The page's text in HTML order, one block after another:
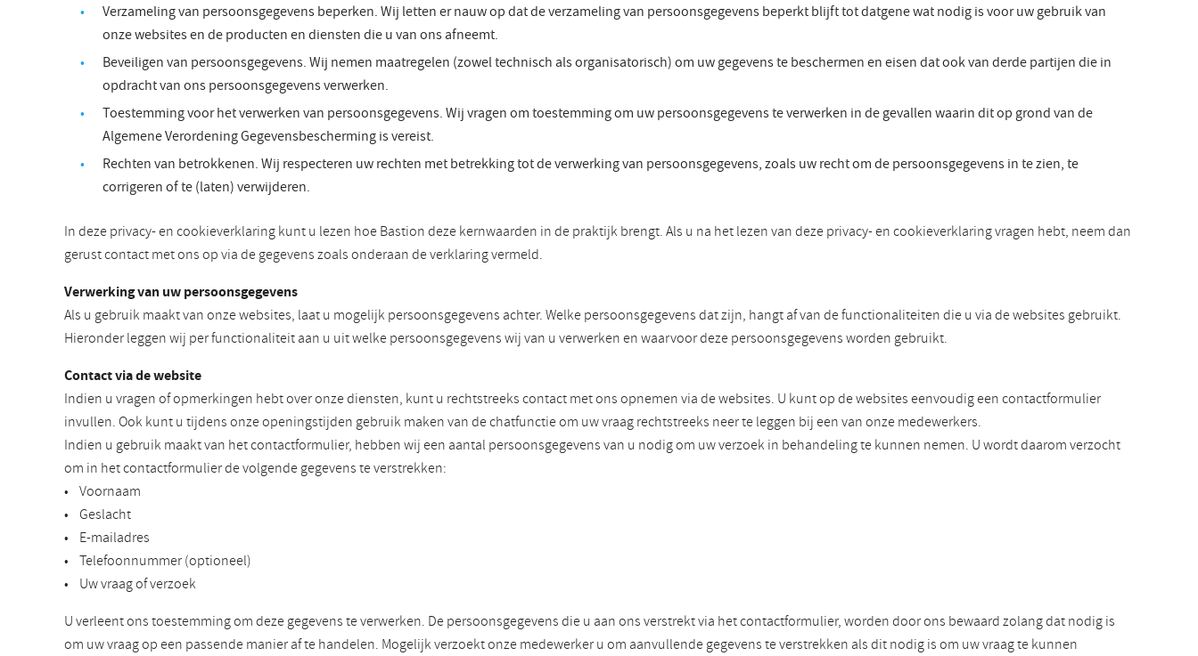
Verzameling van persoonsgegevens beperken. Wij letten er nauw op dat de verzameling van persoonsgegevens beperkt blijft tot datgene wat nodig is voor uw gebruik van
onze websites en de producten en diensten die u van ons afneemt.
Beveiligen van persoonsgegevens. Wij nemen maatregelen (zowel technisch als organisatorisch) om uw gegevens te beschermen en eisen dat ook van derde partijen die in
opdracht van ons persoonsgegevens verwerken.
Toestemming voor het verwerken van persoonsgegevens. Wij vragen om toestemming om uw persoonsgegevens te verwerken in de gevallen waarin dit op grond van de
Algemene Verordening Gegevensbescherming is vereist.
Rechten van betrokkenen. Wij respecteren uw rechten met betrekking tot de verwerking van persoonsgegevens, zoals uw recht om de persoonsgegevens in te zien, te
corrigeren of te (laten) verwijderen.
In deze privacy- en cookieverklaring kunt u lezen hoe Bastion deze kernwaarden in de praktijk brengt. Als u na het lezen van deze privacy- en cookieverklaring vragen hebt, neem dan
gerust contact met ons op via de gegevens zoals onderaan de verklaring vermeld.
Verwerking van uw persoonsgegevens
Als u gebruik maakt van onze websites, laat u mogelijk persoonsgegevens achter. Welke persoonsgegevens dat zijn, hangt af van de functionaliteiten die u via de websites gebruikt.
Hieronder leggen wij per functionaliteit aan u uit welke persoonsgegevens wij van u verwerken en waarvoor deze persoonsgegevens worden gebruikt.
Contact via de website
Indien u vragen of opmerkingen hebt over onze diensten, kunt u rechtstreeks contact met ons opnemen via de websites. U kunt op de websites eenvoudig een contactformulier
invullen. Ook kunt u tijdens onze openingstijden gebruik maken van de chatfunctie om uw vraag rechtstreeks neer te leggen bij een van onze medewerkers.
Indien u gebruik maakt van het contactformulier, hebben wij een aantal persoonsgegevens van u nodig om uw verzoek in behandeling te kunnen nemen. U wordt daarom verzocht
om in het contactformulier de volgende gegevens te verstrekken:
• Voornaam
• Geslacht
• E-mailadres
• Telefoonnummer (optioneel)
• Uw vraag of verzoek
U verleent ons toestemming om deze gegevens te verwerken. De persoonsgegevens die u aan ons verstrekt via het contactformulier, worden door ons bewaard zolang dat nodig is
om uw vraag op een passende manier af te handelen. Mogelijk verzoekt onze medewerker u om aanvullende gegevens te verstrekken als dit nodig is om uw vraag te kunnen